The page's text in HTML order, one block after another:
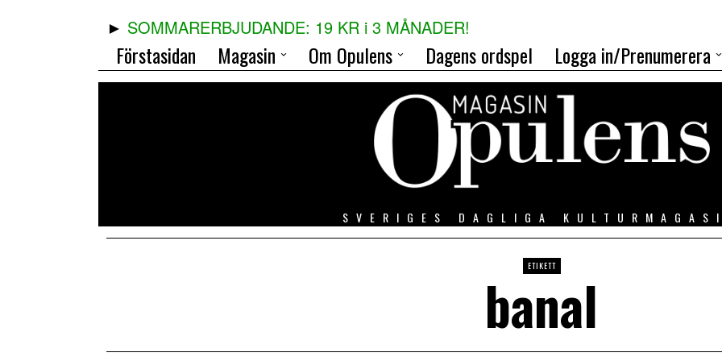
SOMMARERBJUDANDE: 19 KR i 3 MÅNADER!
Förstasidan Magasin Om Opulens Dagens ordspel Logga in/Prenumerera
SVERIGES DAGLIGA
ETIKETT
banal